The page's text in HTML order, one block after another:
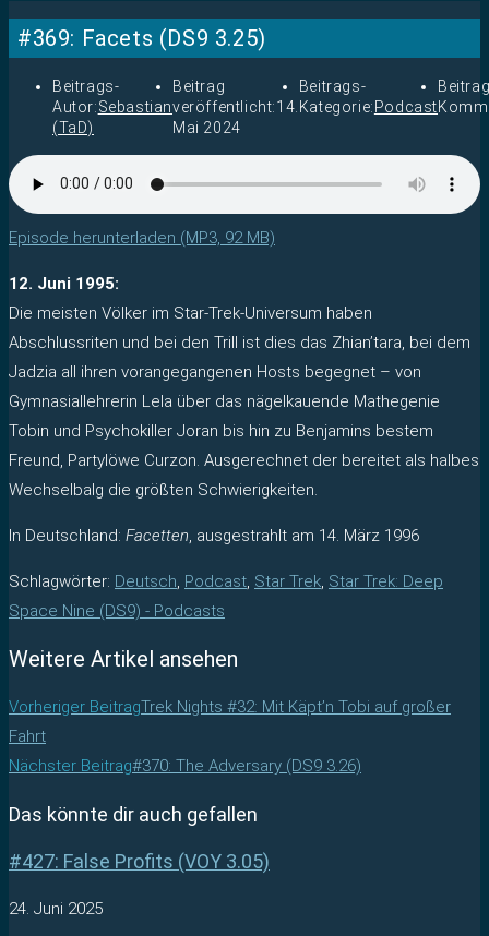
#369: Facets (DS9 3.25)
Beitrags-
Autor:Sebastian
(TaD)
Beitrag
veröffentlicht:14.
Mai 2024
Beitrags-
Kategorie: Podcast
Episode herunterladen (MP3, 92 MB)
12. Juni 1995:
Die meisten Völker im Star-Trek-Universum haben
Abschlussriten und bei den Trill ist dies das Zhian’tara, bei dem
Jadzia all ihren vorangegangenen Hosts begegnet – von
Gymnasiallehrerin Lela über das nägelkauende Mathegenie
Tobin und Psychokiller Joran bis hin zu Benjamins bestem
Freund, Partylöwe Curzon. Ausgerechnet der bereitet als halbes
Wechselbalg die größten Schwierigkeiten.
In Deutschland: Facetten, ausgestrahlt am 14. März 1996
Schlagwörter: Deutsch, Podcast, Star Trek, Star Trek: Deep
Space Nine (DS9) - Podcasts
Weitere Artikel ansehen
Vorheriger BeitragTrek Nights #32: Mit Käpt’n Tobi auf großer
Fahrt
Nächster Beitrag#370: The Adversary (DS9 3.26)
Das könnte dir auch gefallen
#427: False Profits (VOY 3.05)
24. Juni 2025